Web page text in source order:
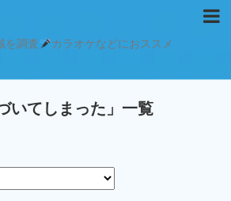
を調査 カラオケなどにおススメ
いてしまった 」 一覧